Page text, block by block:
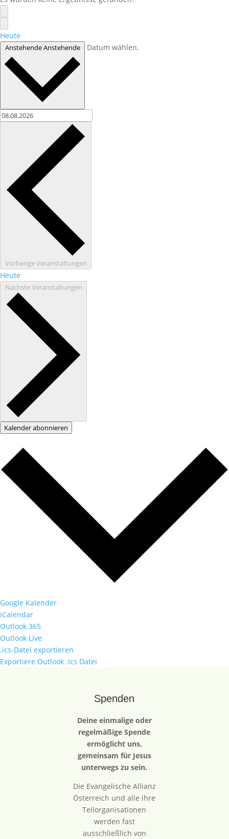
Heute
AnstehendeAnstehende Datum wählen.
VorherigeVeranstaltungen
Heute
NächsteVeranstaltungen
Kalender abonnieren
Google Kalender
iCalendar
Outlook 365
Outlook Live
.ics-Datei exportieren
Exportiere Outlook .ics Datei
Spenden
Deine einmalige oder
regelmäßige Spende
ermöglicht uns,
gemeinsam für Jesus
unterwegs zu sein.
Die Evangelische Allianz
Österreich und alle ihre
Teilorganisationen
werden fast
ausschließlich von